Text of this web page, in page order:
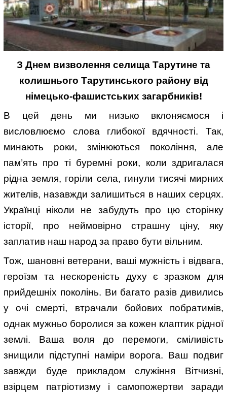
З Днем визволення селища Тарутине та
колишнього Тарутинського району від
німецько-фашистських загарбників!
В цей день ми низько вклоняємося і
висловлюємо слова глибокої вдячності. Так,
минають роки, змінюються покоління, але
пам’ять про ті буремні роки, коли здригалася
рідна земля, горіли села, гинули тисячі мирних
жителів, назавжди залишиться в наших серцях.
Українці ніколи не забудуть про цю сторінку
історії, про неймовірно страшну ціну, яку
заплатив наш народ за право бути вільним.
Тож, шановні ветерани, ваші мужність і відвага,
героїзм та нескореність духу є зразком для
прийдешніх поколінь. Ви багато разів дивились
у очі смерті, втрачали бойових побратимів,
однак мужньо боролися за кожен клаптик рідної
землі. Ваша воля до перемоги, сміливість
знищили підступні наміри ворога. Ваш подвиг
завжди буде прикладом служіння Вітчизні,
взірцем патріотизму і самопожертви заради